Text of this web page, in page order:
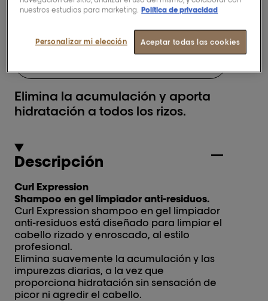
Elimina la acumulación y aporta
hidratación a todos los rizos.
Descripción
Curl Expression
Shampoo en gel limpiador anti-residuos.
Curl Expression shampoo en gel limpiador
anti-residuos está diseñado para limpiar el
cabello rizado y enroscado, al estilo
profesional.
Elimina suavemente la acumulación y las
impurezas diarias, a la vez que
proporciona hidratación sin sensación de
picor ni agredir el cabello.
nuestros estudios para marketing. Política de privacidad
Aceptar todas las cookies
Personalizar mi elección